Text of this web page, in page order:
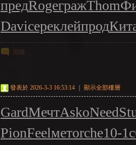
предRogeгражThom
Daviсереклейпрод
回復
發表於 2026-3-3 16:53:14 顯示全部樓層
GardМечтAskoNeed
PionFeelметоrche10-1